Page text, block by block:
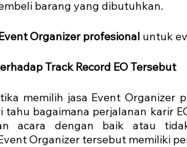
barang yang dibutuhkan.
Organizer profesional untuk
Track Record EO Tersebut
memilih jasa Event Organizer
tahu bagaimana perjalanan karir
acara dengan baik atau
Organizer tersebut memiliki